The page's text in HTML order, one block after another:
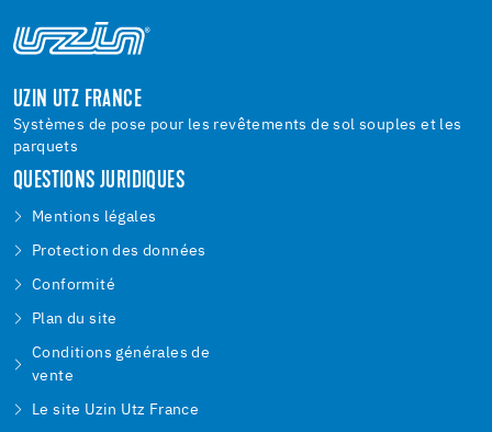
UZIN UTZ FRANCE
Systèmes de pose pour les revêtements de sol souples et les
parquets
QUESTIONS JURIDIQUES
Mentions légales
Protection des données
Conformité
Plan du site
Conditions générales de
vente
Le site Uzin Utz France